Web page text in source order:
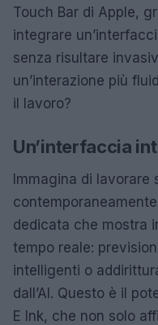
Touch Bar di Apple,
integrare
senza risultare
un’interazione più
il lavoro?
Un’interfaccia
Immagina di lavorare
dedicata che mostra
tempo reale:
intelligenti o
dall’AI. Questo è il
E Ink, che non solo